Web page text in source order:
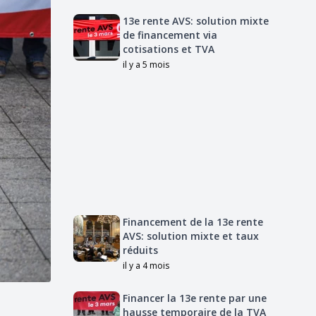
13e rente AVS: solution mixte
de financement via
cotisations et TVA
il y a 5 mois
Financement de la 13e rente
AVS: solution mixte et taux
réduits
il y a 4 mois
Financer la 13e rente par une
hausse temporaire de la TVA